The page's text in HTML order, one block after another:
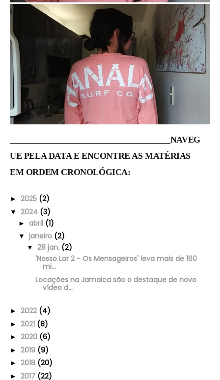
______________________________________NAVEG
UE PELA DATA E ENCONTRE AS MATÉRIAS
EM ORDEM CRONOLÓGICA:
► 2025 (2)
▼ 2024 (3)
► abril (1)
▼ janeiro (2)
▼ 28 jan. (2)
'Nosso Lar 2 - Os Mensageiros' leva mais de 160
mi...
Locações na Jamaica são o destaque de novo
vídeo d...
► 2022 (4)
► 2021 (8)
► 2020 (6)
► 2019 (9)
► 2018 (20)
► 2017 (22)